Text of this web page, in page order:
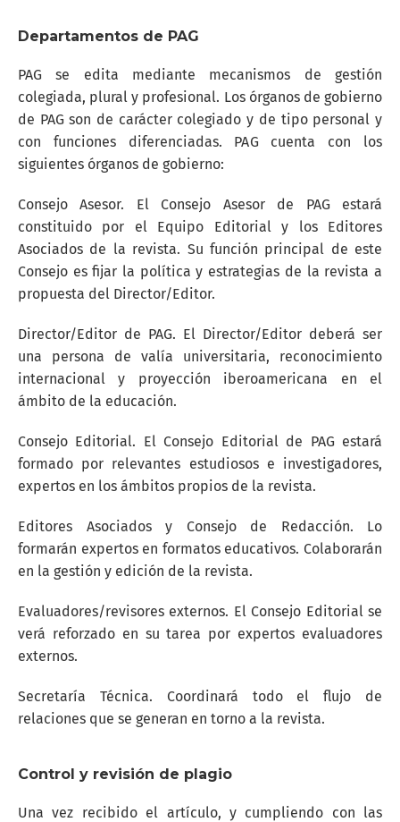
Departamentos de PAG
PAG se edita mediante mecanismos de gestión
colegiada, plural y profesional. Los órganos de gobierno
de PAG son de carácter colegiado y de tipo personal y
con funciones diferenciadas. PAG cuenta con los
siguientes órganos de gobierno:
Consejo Asesor. El Consejo Asesor de PAG estará
constituido por el Equipo Editorial y los Editores
Asociados de la revista. Su función principal de este
Consejo es fijar la política y estrategias de la revista a
propuesta del Director/Editor.
Director/Editor de PAG. El Director/Editor deberá ser
una persona de valía universitaria, reconocimiento
internacional y proyección iberoamericana en el
ámbito de la educación.
Consejo Editorial. El Consejo Editorial de PAG estará
formado por relevantes estudiosos e investigadores,
expertos en los ámbitos propios de la revista.
Editores Asociados y Consejo de Redacción. Lo
formarán expertos en formatos educativos. Colaborarán
en la gestión y edición de la revista.
Evaluadores/revisores externos. El Consejo Editorial se
verá reforzado en su tarea por expertos evaluadores
externos.
Secretaría Técnica. Coordinará todo el flujo de
relaciones que se generan en torno a la revista.
Control y revisión de plagio
Una vez recibido el artículo, y cumpliendo con las